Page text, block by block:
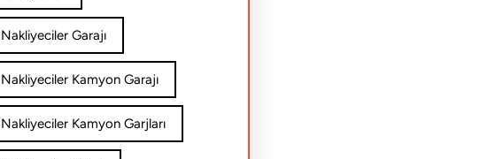
Nakliyeciler Garajı
Nakliyeciler Kamyon Garajı
Nakliyeciler Kamyon Garjları